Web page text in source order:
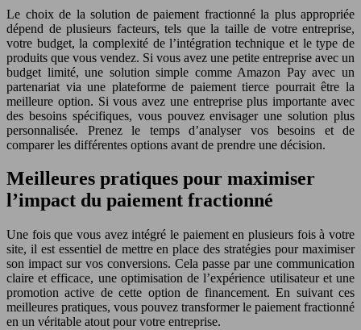
Le choix de la solution de paiement fractionné la plus appropriée
dépend de plusieurs facteurs, tels que la taille de votre entreprise,
votre budget, la complexité de l’intégration technique et le type de
produits que vous vendez. Si vous avez une petite entreprise avec un
budget limité, une solution simple comme Amazon Pay avec un
partenariat via une plateforme de paiement tierce pourrait être la
meilleure option. Si vous avez une entreprise plus importante avec
des besoins spécifiques, vous pouvez envisager une solution plus
personnalisée. Prenez le temps d’analyser vos besoins et de
comparer les différentes options avant de prendre une décision.
Meilleures pratiques pour maximiser
l’impact du paiement fractionné
Une fois que vous avez intégré le paiement en plusieurs fois à votre
site, il est essentiel de mettre en place des stratégies pour maximiser
son impact sur vos conversions. Cela passe par une communication
claire et efficace, une optimisation de l’expérience utilisateur et une
promotion active de cette option de financement. En suivant ces
meilleures pratiques, vous pouvez transformer le paiement fractionné
en un véritable atout pour votre entreprise.